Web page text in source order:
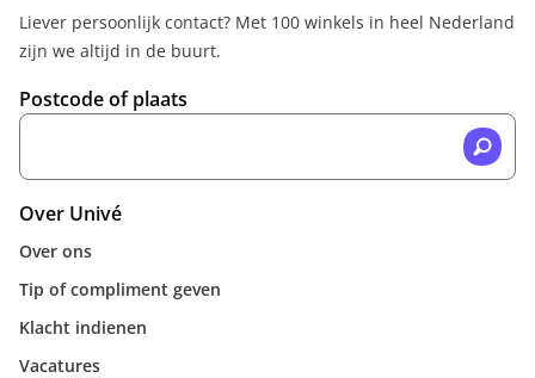
Liever persoonlijk contact? Met 100 winkels in heel Nederland
zijn we altijd in de buurt.
Postcode of plaats
Over Univé
Over ons
Tip of compliment geven
Klacht indienen
Vacatures